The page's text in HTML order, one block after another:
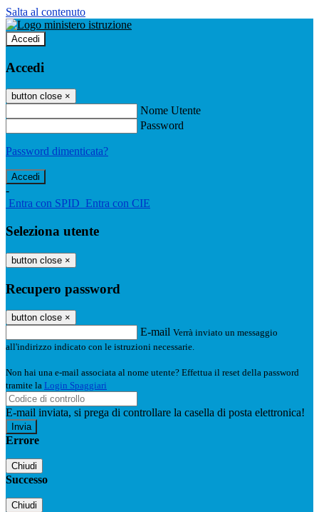
Salta al contenuto
Accedi
Accedi
button close ×
Nome Utente
Password
Password dimenticata?
-
Entra con SPID Entra con CIE
Seleziona utente
button close ×
Recupero password
button close ×
E-mail Verrà inviato un messaggio
all'indirizzo indicato con le istruzioni necessarie.
Non hai una e-mail associata al nome utente? Effettua il reset della password
tramite la Login Spaggiari
E-mail inviata, si prega di controllare la casella di posta elettronica!
Errore
Chiudi
Successo
Chiudi